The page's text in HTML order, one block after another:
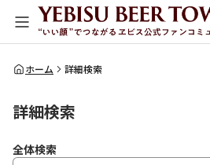
全体検索
ホーム 詳細検索
詳細検索
全体検索